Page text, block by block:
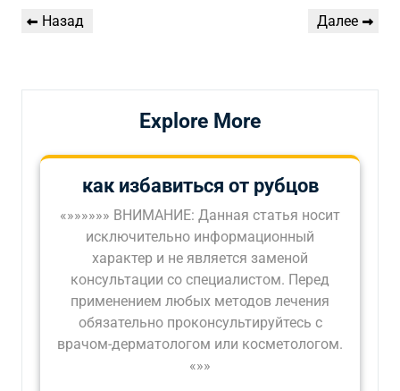
по
Предыдущая
Назад
Следующая
Далее
Explore More
как избавиться от рубцов
«»»»»»» ВНИМАНИЕ: Данная статья носит
исключительно информационный
характер и не является заменой
консультации со специалистом. Перед
применением любых методов лечения
обязательно проконсультируйтесь с
врачом-дерматологом или косметологом.
«»»